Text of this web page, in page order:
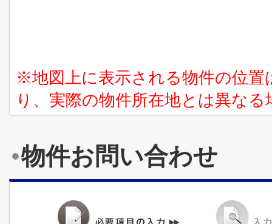
※地図上に表示される物件の位
り、実際の物件所在地とは異な
物件お問い合わせ